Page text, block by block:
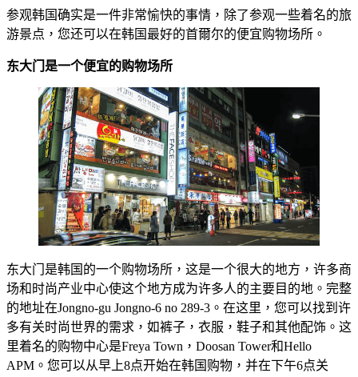
参观韩国确实是一件非常愉快的事情，除了参观一些着名的旅
游景点，您还可以在韩国最好的首爾尔的便宜购物场所。
东大门是一个便宜的购物场所
东大门是韩国的一个购物场所，这是一个很大的地方，许多商
场和时尚产业中心使这个地方成为许多人的主要目的地。完整
的地址在Jongno-gu Jongno-6 no 289-3。在这里，您可以找到许
多有关时尚世界的需求，如裤子，衣服，鞋子和其他配饰。这
里着名的购物中心是Freya Town，Doosan Tower和Hello
APM。您可以从早上8点开始在韩国购物，并在下午6点关